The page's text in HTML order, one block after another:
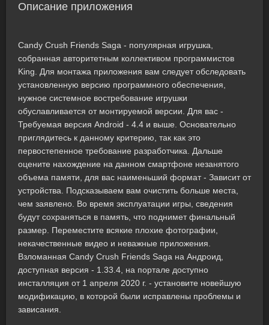
Описание приложения
Candy Crush Friends Saga - популярная игрушка,
собранная авторитетным коллективом программистов
King. Для монтажа приложения вам следует обследовать
установленную версию программного обеспечения,
нужное системное востребование игрушки
обуславливается от монтируемой версии. Для вас -
Требуемая версия Android - 4.4 и выше. Основательно
приглядитесь к данному критерию, так как это
первостепенное требование разработчика. Дальше
оцените нахождение на данном смартфоне незанятого
объема памяти, для вас наименьший формат - Зависит от
устройства. Подсказываем вам очистить больше места,
чем заявлено. Во время эксплуатации игры, сведения
будут сохраняться в память, что поднимет финальный
размер. Переместите всякие плохие фотографии,
некачественные видео и неважные приложения.
Взломанная Candy Crush Friends Saga на Андроид,
доступная версия - 1.33.4, на портале доступно
инсталляция от 1 апреля 2020 г. - установите новейшую
модификацию, в которой были исправлены проблемы и
зависания.